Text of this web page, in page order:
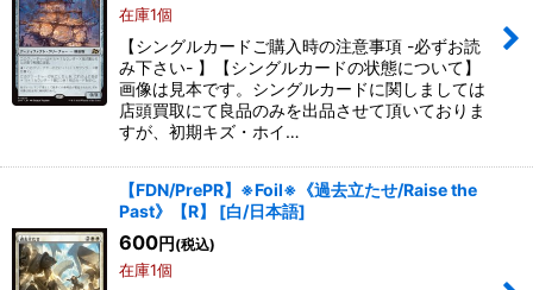
在庫1個
【シングルカードご購入時の注意事項 -必ずお読
み下さい- 】【シングルカードの状態について】
画像は見本です。シングルカードに関しましては
店頭買取にて良品のみを出品させて頂いておりま
すが、初期キズ・ホイ…
【FDN/PrePR】※Foil※《過去立たせ/Raise the
Past》【R】
[白/日本語]
600円 (税込)
在庫1個